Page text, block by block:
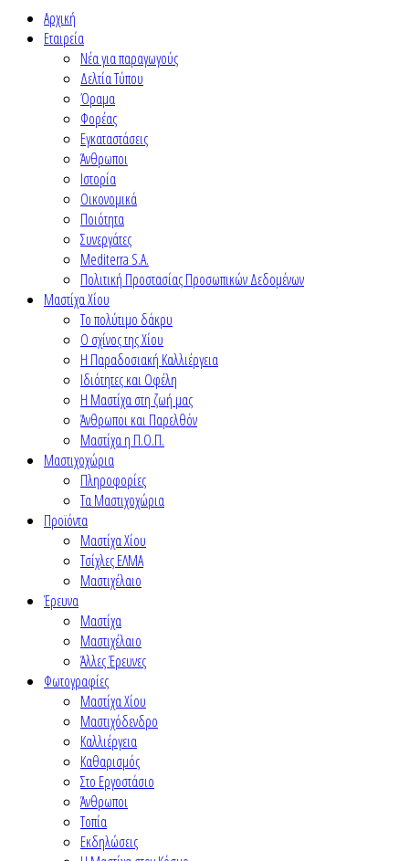
Αρχική
Εταιρεία
Νέα για παραγωγούς
Δελτία Τύπου
Όραμα
Φορέας
Εγκαταστάσεις
Άνθρωποι
Ιστορία
Οικονομικά
Ποιότητα
Συνεργάτες
Mediterra S.A.
Πολιτική Προστασίας Προσωπικών Δεδομένων
Μαστίχα Χίου
Το πολύτιμο δάκρυ
Ο σχίνος της Χίου
Η Παραδοσιακή Καλλιέργεια
Ιδιότητες και Οφέλη
Η Μαστίχα στη ζωή μας
Άνθρωποι και Παρελθόν
Μαστίχα η Π.Ο.Π.
Μαστιχοχώρια
Πληροφορίες
Τα Μαστιχοχώρια
Προϊόντα
Μαστίχα Χίου
Τσίχλες ΕΛΜΑ
Μαστιχέλαιο
Έρευνα
Μαστίχα
Μαστιχέλαιο
Άλλες Έρευνες
Φωτογραφίες
Μαστίχα Χίου
Μαστιχόδενδρο
Καλλιέργεια
Καθαρισμός
Στο Εργοστάσιο
Άνθρωποι
Τοπία
Εκδηλώσεις